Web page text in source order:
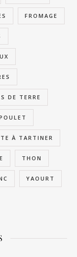
FROMAGE
DE TERRE
À TARTINER
THON
YAOURT